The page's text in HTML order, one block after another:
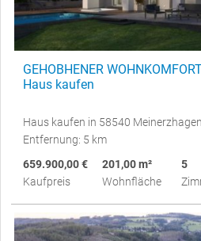
GEHOBHENER
Haus kaufen
Haus kaufen in 58540 Meinerzhagen
Entfernung: 5 km
659.900,00 €
Kaufpreis
201,00 m²
Wohnfläche
5